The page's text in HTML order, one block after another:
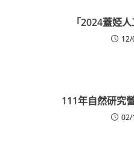
「2024蓋婭
111年自然研究
02/